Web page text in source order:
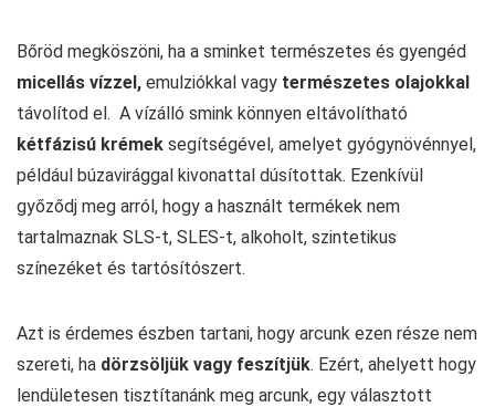
Bőröd megköszöni, ha a sminket természetes és gyengéd
micellás vízzel, emulziókkal vagy természetes olajokkal
távolítod el. A vízálló smink könnyen eltávolítható
kétfázisú krémek segítségével, amelyet gyógynövénnyel,
például búzavirággal kivonattal dúsítottak. Ezenkívül
győződj meg arról, hogy a használt termékek nem
tartalmaznak SLS-t, SLES-t, alkoholt, szintetikus
színezéket és tartósítószert.
Azt is érdemes észben tartani, hogy arcunk ezen része nem
szereti, ha dörzsöljük vagy feszítjük. Ezért, ahelyett hogy
lendületesen tisztítanánk meg arcunk, egy választott